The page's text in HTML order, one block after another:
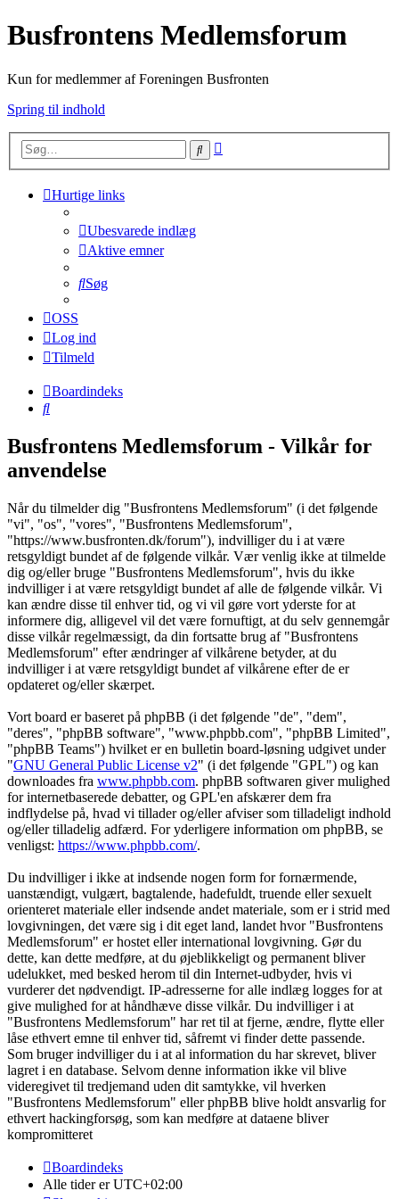
Busfrontens Medlemsforum
Kun for medlemmer af Foreningen Busfronten
Spring til indhold
Søg
Hurtige links
Ubesvarede indlæg
Aktive emner
Søg
OSS
Log ind
Tilmeld
Boardindeks
Søg
Busfrontens Medlemsforum - Vilkår for
anvendelse
Når du tilmelder dig "Busfrontens Medlemsforum" (i det følgende
"vi", "os", "vores", "Busfrontens Medlemsforum",
"https://www.busfronten.dk/forum"), indvilliger du i at være
retsgyldigt bundet af de følgende vilkår. Vær venlig ikke at tilmelde
dig og/eller bruge "Busfrontens Medlemsforum", hvis du ikke
indvilliger i at være retsgyldigt bundet af alle de følgende vilkår. Vi
kan ændre disse til enhver tid, og vi vil gøre vort yderste for at
informere dig, alligevel vil det være fornuftigt, at du selv gennemgår
disse vilkår regelmæssigt, da din fortsatte brug af "Busfrontens
Medlemsforum" efter ændringer af vilkårene betyder, at du
indvilliger i at være retsgyldigt bundet af vilkårene efter de er
opdateret og/eller skærpet.
Vort board er baseret på phpBB (i det følgende "de", "dem",
"deres", "phpBB software", "www.phpbb.com", "phpBB Limited",
"phpBB Teams") hvilket er en bulletin board-løsning udgivet under
"GNU General Public License v2" (i det følgende "GPL") og kan
downloades fra www.phpbb.com. phpBB softwaren giver mulighed
for internetbaserede debatter, og GPL'en afskærer dem fra
indflydelse på, hvad vi tillader og/eller afviser som tilladeligt indhold
og/eller tilladelig adfærd. For yderligere information om phpBB, se
venligst: https://www.phpbb.com/.
Du indvilliger i ikke at indsende nogen form for fornærmende,
uanstændigt, vulgært, bagtalende, hadefuldt, truende eller sexuelt
orienteret materiale eller indsende andet materiale, som er i strid med
lovgivningen, det være sig i dit eget land, landet hvor "Busfrontens
Medlemsforum" er hostet eller international lovgivning. Gør du
dette, kan dette medføre, at du øjeblikkeligt og permanent bliver
udelukket, med besked herom til din Internet-udbyder, hvis vi
vurderer det nødvendigt. IP-adresserne for alle indlæg logges for at
give mulighed for at håndhæve disse vilkår. Du indvilliger i at
"Busfrontens Medlemsforum" har ret til at fjerne, ændre, flytte eller
låse ethvert emne til enhver tid, såfremt vi finder dette passende.
Som bruger indvilliger du i at al information du har skrevet, bliver
lagret i en database. Selvom denne information ikke vil blive
videregivet til tredjemand uden dit samtykke, vil hverken
"Busfrontens Medlemsforum" eller phpBB blive holdt ansvarlig for
ethvert hackingforsøg, som kan medføre at dataene bliver
kompromitteret
Boardindeks
Alle tider erUTC+02:00